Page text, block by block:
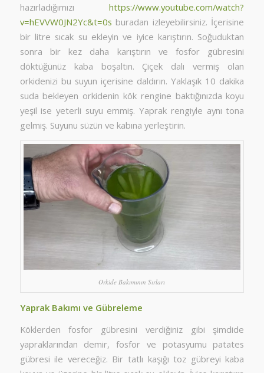
hazırladığımızıhttps://www.youtube.com/watch?
v=hEVVW0JN2Yc&t=0s buradan izleyebilirsiniz. İçerisine
bir litre sıcak su ekleyin ve iyice karıştırın. Soğuduktan
sonra bir kez daha karıştırın ve fosfor gübresini
döktüğünüz kaba boşaltın. Çiçek dalı vermiş olan
orkidenizi bu suyun içerisine daldırın. Yaklaşık 10 dakika
suda bekleyen orkidenin kök rengine baktığınızda koyu
yeşil ise yeterli suyu emmiş. Yaprak rengiyle aynı tona
gelmiş. Suyunu süzün ve kabına yerleştirin.
Orkide Bakımının Sırları
Yaprak Bakımı ve Gübreleme
Köklerden fosfor gübresini verdiğiniz gibi şimdide
yapraklarından demir, fosfor ve potasyumu patates
gübresi ile vereceğiz. Bir tatlı kaşığı toz gübreyi kaba